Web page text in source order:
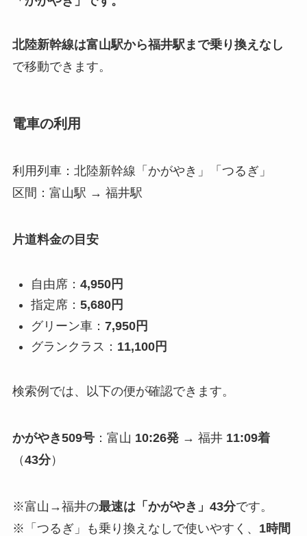
北陸新幹線は富山駅から福井駅まで乗り換えなし
で移動できます。
電車の利用
利用列車：北陸新幹線「かがやき」「つるぎ」
区間：富山駅 → 福井駅
片道料金の目安
自由席： 4,950円
指定席： 5,680円
グリーン車： 7,950円
グランクラス： 11,100円
検索例では、以下の便が確認できます。
かがやき509号：富山 10:26発→ 福井 11:09着
（43分）
※富山→福井の最速は「かがやき」43分です。
※「つるぎ」も乗り換えなしで使いやすく、 1時間